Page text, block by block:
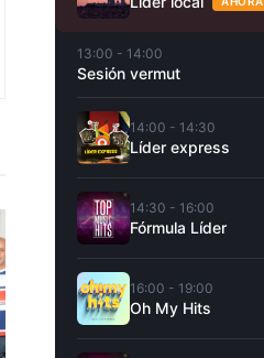
13:00 - 14:00
Sesión vermut
14:00 - 14:30
Líder express
14:30 - 16:00
Fórmula Líder
16:00 - 19:00
Oh My Hits